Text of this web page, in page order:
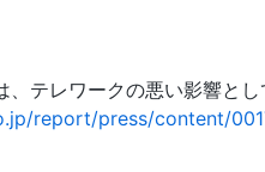
テレワークの悪い影響と
report/press/content/